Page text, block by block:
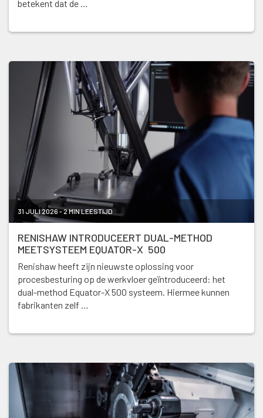
betekent dat de …
31 JULI 2026 - 2 MIN LEESTIJD
RENISHAW INTRODUCEERT DUAL-METHOD
MEETSYSTEEM EQUATOR-X 500
Renishaw heeft zijn nieuwste oplossing voor
procesbesturing op de werkvloer geïntroduceerd: het
dual-method Equator-X 500 systeem. Hiermee kunnen
fabrikanten zelf …